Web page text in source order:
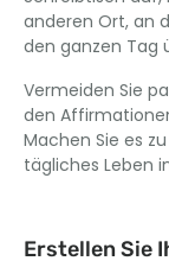
anderen Ort, an
den ganzen Tag
Vermeiden Sie
den
Machen Sie es
tägliches Leben
Erstellen Sie